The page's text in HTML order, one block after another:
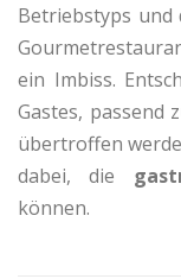
Betriebstyps und
ein Imbiss.
Gastes, passend
übertroffen
dabei, die
können.